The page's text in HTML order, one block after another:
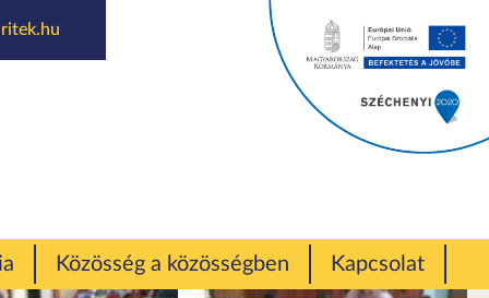
Közösség a közösségben Kapcsolat